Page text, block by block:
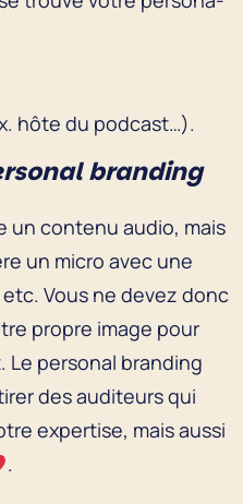
hôte du podcast…).
branding
un contenu audio, mais
un micro avec une
Vous ne devez donc
propre image pour
Le personal branding
des auditeurs qui
expertise, mais aussi
.